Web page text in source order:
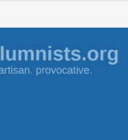
to
content